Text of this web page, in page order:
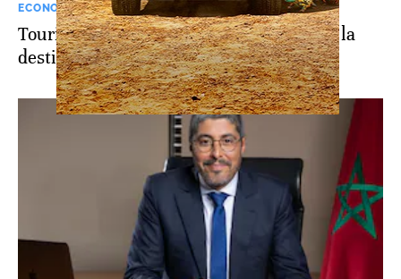
ECONOMIE
Tourisme: les Lions de l’Atlas en VRP de la
destination Maroc